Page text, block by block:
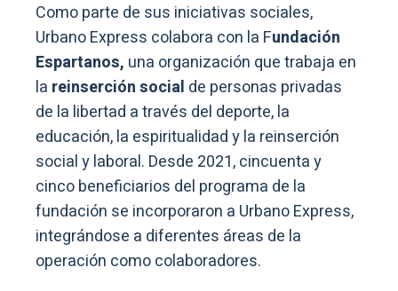
Como parte de sus iniciativas sociales,
Urbano Express colabora con la Fundación
Espartanos, una organización que trabaja en
la reinserción social de personas privadas
de la libertad a través del deporte, la
educación, la espiritualidad y la reinserción
social y laboral. Desde 2021, cincuenta y
cinco beneficiarios del programa de la
fundación se incorporaron a Urbano Express,
integrándose a diferentes áreas de la
operación como colaboradores.